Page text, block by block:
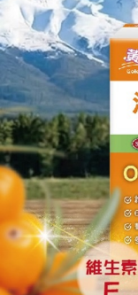
購買商品的店家。未經
後付繳納相關費用。
※ 交易是否成功請以「
是否繳費成功／繳費後
客戶支援中心」https://
【注意事項】
１．透過由恩沛科技股
易，需依本服務之必要
權轉讓予恩沛科技股份
２．關於個人資料處理
https://aftee.tw/terms/
３．未成年的使用者請
「AFTEE先享後付」，
任。
４．使用「AFTEE先享
時審查核予不同之上限
請求用戶進行身份認證。
每筆NT$80，滿
郵局（離島配送）
每筆NT$125
付款後門市自取
免運費